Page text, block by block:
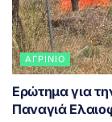
ΑΓΡΊΝΙΟ
Ερώτημα για
Παναγιά